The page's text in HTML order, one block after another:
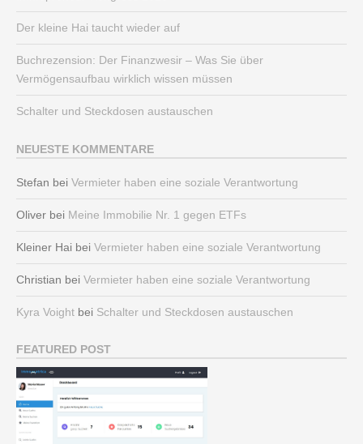
Der kleine Hai taucht wieder auf
Buchrezension: Der Finanzwesir – Was Sie über
Vermögensaufbau wirklich wissen müssen
Schalter und Steckdosen austauschen
NEUESTE KOMMENTARE
Stefan bei Vermieter haben eine soziale Verantwortung
Oliver bei Meine Immobilie Nr. 1 gegen ETFs
Kleiner Hai bei Vermieter haben eine soziale Verantwortung
Christian bei Vermieter haben eine soziale Verantwortung
Kyra Voight bei Schalter und Steckdosen austauschen
FEATURED POST